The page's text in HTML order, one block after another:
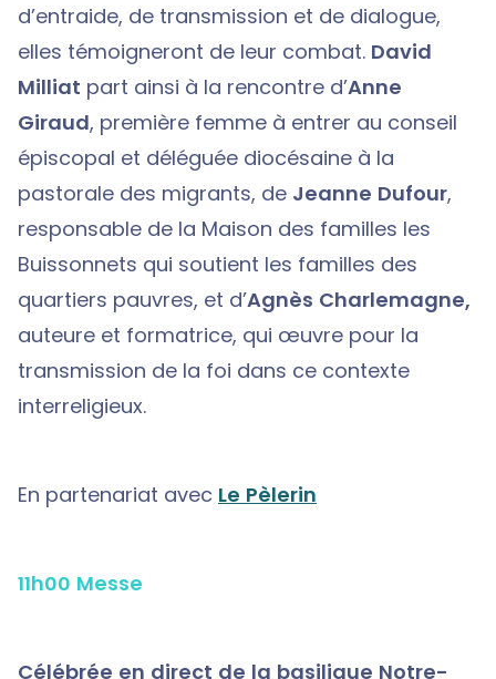
d’entraide, de transmission et de dialogue,
elles témoigneront de leur combat. David
Milliat part ainsi à la rencontre d’Anne
Giraud, première femme à entrer au conseil
épiscopal et déléguée diocésaine à la
pastorale des migrants, de Jeanne Dufour,
responsable de la Maison des familles les
Buissonnets qui soutient les familles des
quartiers pauvres, et d’Agnès Charlemagne,
auteure et formatrice, qui œuvre pour la
transmission de la foi dans ce contexte
interreligieux.
En partenariat avec Le Pèlerin
11h00 Messe
Célébrée en direct de la basilique Notre-